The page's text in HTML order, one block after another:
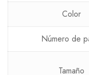
Color
Número de
Tamaño